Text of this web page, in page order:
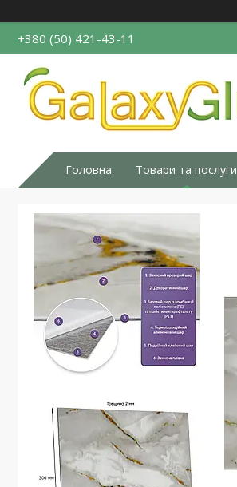
+380 (50) 421-43-11
Головна Товари та послуги